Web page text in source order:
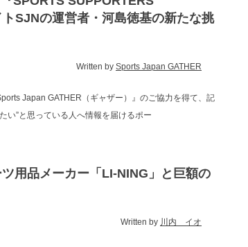
SJNの運営者・河島徳基の新たな挑
Written by Sports Japan GATHER
Japan GATHER（ギャザー）』のご協力を得て、記
い”と思っている人へ情報を届けるポー
用品メーカー「LI-NING」と巨額の
Written by 川内 イオ